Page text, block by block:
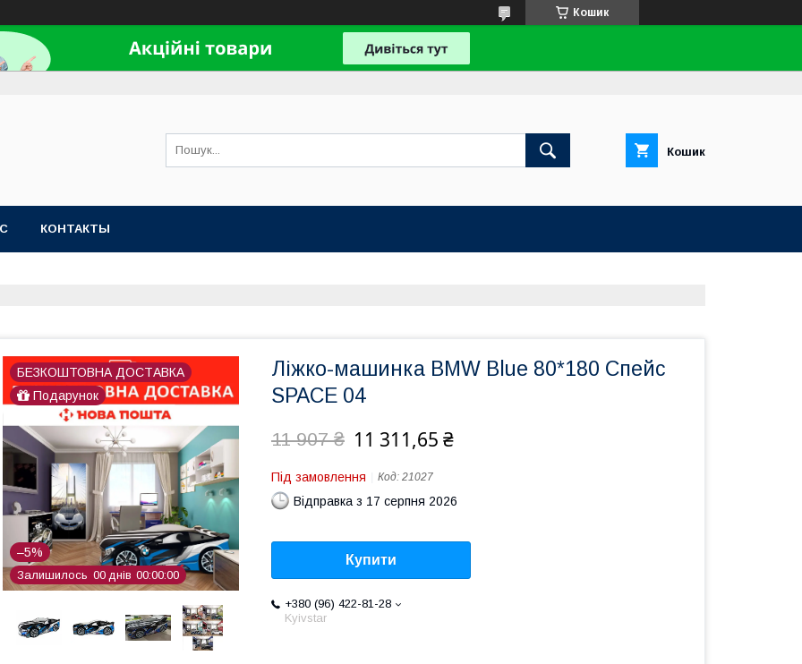
Кошик
Кошик
КОНТАКТЫ
БЕЗКОШТОВНА ДОСТАВКА
Подарунок
–5%
Залишилось 00 днів 00 00 00
Ліжко-машинка BMW Blue 80*180 Спейс
SPACE 04
11 907 ₴ 11 311,65 ₴
Під замовлення Код: 21027
Відправка з 17 серпня 2026
Купити
+380 (96) 422-81-28
Kyivstar